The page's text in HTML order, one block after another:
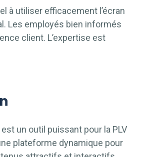
à utiliser efficacement l’écran
Les employés bien informés
client. L’expertise est
est un outil puissant pour la PLV
plateforme dynamique pour